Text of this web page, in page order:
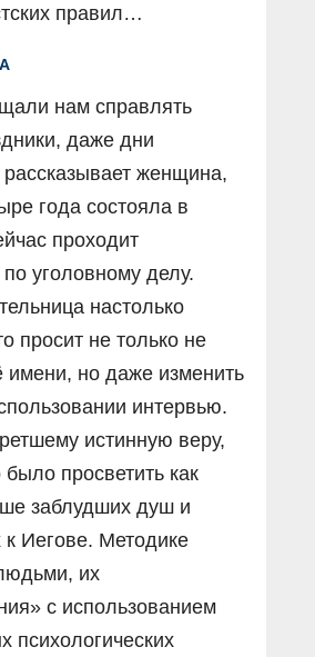
правил…
нам справлять
даже дни
женщина,
года состояла в
проходит
уголовному делу.
настолько
просит не только не
имени, но даже изменить
интервью.
истинную веру,
просветить как
заблудших душ и
к Иегове. Методике
их
с использованием
психологических